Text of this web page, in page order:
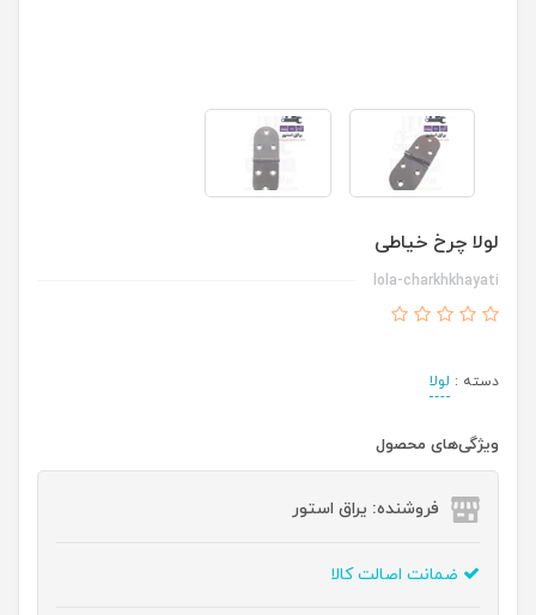
لولا چرخ خیاطی
lola-charkhkhayati
دسته : لولا
ویژگی‌های محصول
فروشنده: یراق استور
ضمانت اصالت کالا